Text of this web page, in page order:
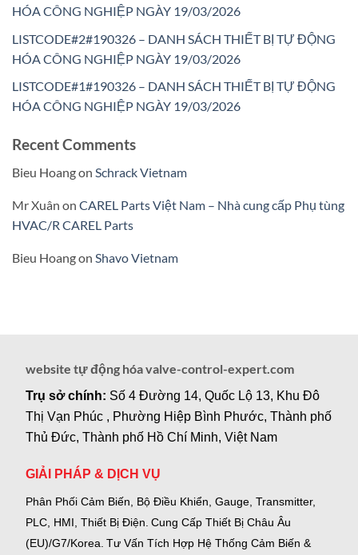
HÓA CÔNG NGHIỆP NGÀY 19/03/2026
LISTCODE#2#190326 – DANH SÁCH THIẾT BỊ TỰ ĐỘNG
HÓA CÔNG NGHIỆP NGÀY 19/03/2026
LISTCODE#1#190326 – DANH SÁCH THIẾT BỊ TỰ ĐỘNG
HÓA CÔNG NGHIỆP NGÀY 19/03/2026
Recent Comments
Bieu Hoangon Schrack Vietnam
Mr Xuân on CAREL Parts Việt Nam – Nhà cung cấp Phụ tùng
HVAC/R CAREL Parts
Bieu Hoangon Shavo Vietnam
website tự động hóa valve-control-expert.com
Trụ sở chính: Số 4 Đường 14, Quốc Lộ 13, Khu Đô
Thị Vạn Phúc , Phường Hiệp Bình Phước, Thành phố
Thủ Đức, Thành phố Hồ Chí Minh, Việt Nam
GIẢI PHÁP & DỊCH VỤ
Phân Phối Cảm Biến, Bộ Điều Khiển, Gauge, Transmitter,
PLC, HMI, Thiết Bị Điện. Cung Cấp Thiết Bị Châu Âu
(EU)/G7/Korea. Tư Vấn Tích Hợp Hệ Thống Cảm Biến &